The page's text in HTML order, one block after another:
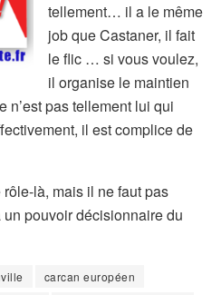
tellement… il a le même
job que Castaner, il fait
le flic … si vous voulez,
il organise le maintien
n’est pas tellement lui qui
il est complice de
là, mais il ne faut pas
pouvoir décisionnaire du
carcan européen